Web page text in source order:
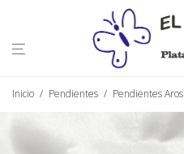
Inicio / Pendientes / Pendientes Aros